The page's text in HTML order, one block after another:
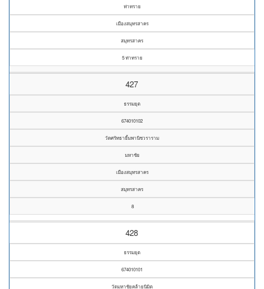
ท่าทราย
เมืองสมุทรสาคร
สมุทรสาคร
5 ท่าทราย
427
ธรรมยุต
674010102
วัดศรัทธายิ้มพานิชวราราม
มหาชัย
เมืองสมุทรสาคร
สมุทรสาคร
8
428
ธรรมยุต
674010101
วัดมหาชัยคล้ายนิมิต